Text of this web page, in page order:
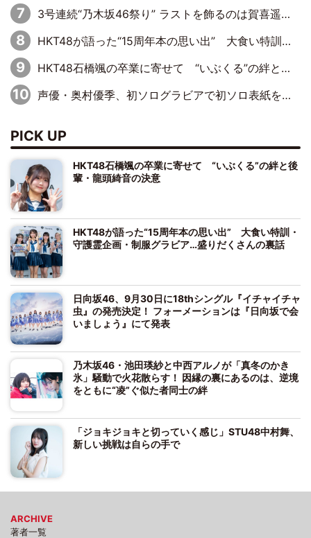
3号連続“乃木坂46祭り” ラストを飾るのは賀喜遥香…5年ぶりの登場に「5年分大人になった私を見ていただけたら」
HKT48が語った“15周年本の思い出” 大食い特訓・守護霊企画・制服グラビア…盛りだくさんの裏話
HKT48石橋颯の卒業に寄せて “いぶくる”の絆と後輩・龍頭綺音の決意
声優・奥村優季、初ソログラビアで初ソロ表紙を飾る！ 初めて見せる表情や、声優を志したきっかけなどを語った必読のインタビューを掲載
PICK UP
HKT48石橋颯の卒業に寄せて “いぶくる”の絆と後
輩・龍頭綺音の決意
HKT48が語った“15周年本の思い出” 大食い特訓・
守護霊企画・制服グラビア…盛りだくさんの裏話
日向坂46、9月30日に18thシングル『イチャイチャ
虫』の発売決定！ フォーメーションは『日向坂で会
いましょう』にて発表
乃木坂46・池田瑛紗と中西アルノが「真冬のかき
氷」騒動で火花散らす！ 因縁の裏にあるのは、逆境
をともに“凌”ぐ似た者同士の絆
「ジョキジョキと切っていく感じ」STU48中村舞、
新しい挑戦は自らの手で
ARCHIVE
著者一覧